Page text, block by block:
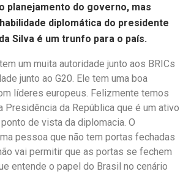
planejamento do governo, mas
diplomática do presidente
Silva é um trunfo para o país.
um muita autoridade junto aos BRICs
junto ao G20. Ele tem uma boa
líderes europeus. Felizmente temos
Presidência da República que é um ativo
de vista da diplomacia. O
pessoa que não tem portas fechadas
vai permitir que as portas se fechem
entende o papel do Brasil no cenário